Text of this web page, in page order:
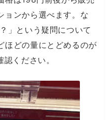
ョンから選べます。な
」という疑問について
ほどの量にとどめるのが
ください。